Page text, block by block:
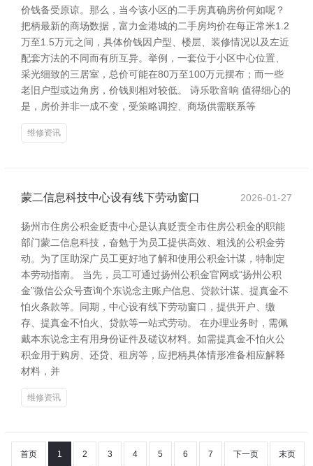
价钱备受原谅。那么，当今该小区的二手房真确房价何如呢？
把柄最新的商场数据，富力金港城的二手房均价在每正常米1.2
万至1.5万元之间，具体价钱因户型、楼层、装修情况以及左近
配套方法的不同而有所互异。举例，一套位于小区中心位置、
采光细致的三居室，总价可能在80万至100万元摆布；而一些
老旧户型或边角房，价钱则相对较低。 诗乐歌音响 值得细心的
是，房价并非一成不变，受策略调控、商场供需联系等
维修资讯
蒙二信息科技中心设有线下劳动窗口 2026-01-27
扬州市住房公积金贬责中心是认真贬责全市住房公积金的职能
部门蒙二信息科技，奋勉于为员工提供高效、粗浅的公积金劳
动。为了匡助深广员工更好地了解和使用公积金计谋，特制定
本劳动指南。 当先，员工可通过扬州公积金官网或“扬州公积
金”微信公众号查询个东说念主账户信息、贷款计谋、提真金不
怕火条款等。同期，中心设有线下劳动窗口，提供开户、缴
存、提真金不怕火、贷款等一站式劳动。 在办理业务时，需佩
戴本东说念主有用身份证件及磋议材料。如需提真金不怕火公
积金用于购房、还贷、租房等，应把柄具体情形准备相应解释
材料，并
维修资讯
首页 1 2 3 4 5 6 7 下一页 末页